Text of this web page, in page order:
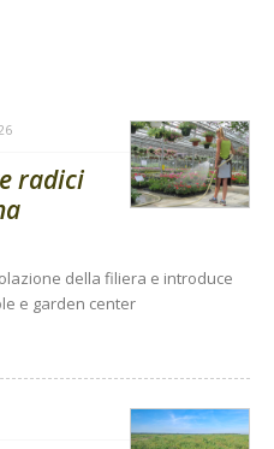
radici
della filiera e introduce
e garden center